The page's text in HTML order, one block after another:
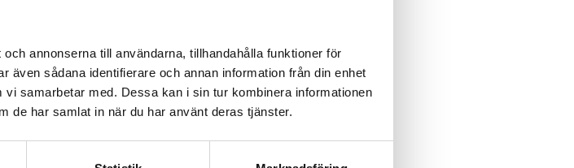
annonserna till användarna, tillhandahålla funktioner för
sådana identifierare och annan information från din enhet
samarbetar med. Dessa kan i sin tur kombinera informationen
de har samlat in när du har använt deras tjänster.
mötes- och eventkapacitet
fritt”